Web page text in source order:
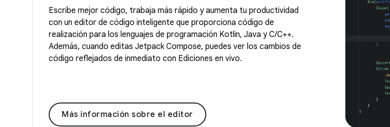
Escribe mejor código, trabaja más rápido y aumenta tu productividad
con un editor de código inteligente que proporciona código de
realización para los lenguajes de programación Kotlin, Java y C/C++.
Además, cuando editas Jetpack Compose, puedes ver los cambios de
código reflejados de inmediato con Ediciones en vivo.
Más información sobre el editor